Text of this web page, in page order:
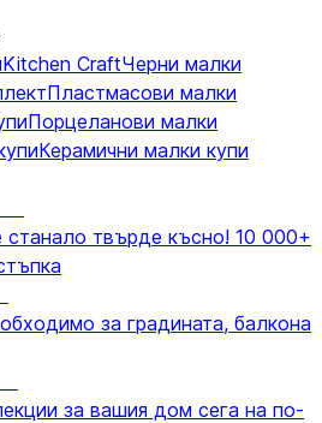
Kitchen CraftЧерни малки
Пластмасови малки
Порцеланови малки
Керамични малки купи
станало твърде късно! 10 000+
за градината, балкона
за вашия дом сега на по-